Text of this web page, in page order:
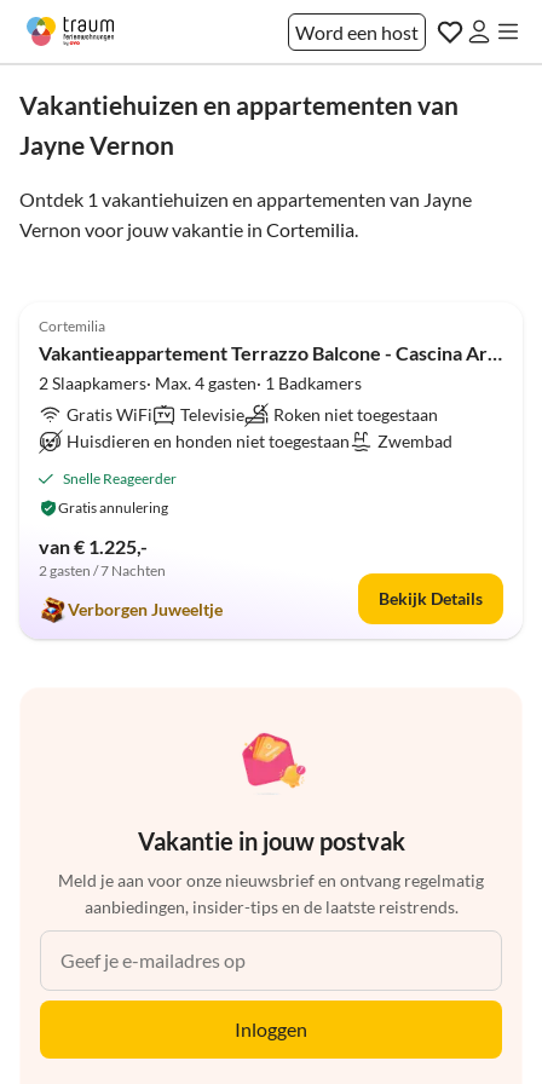
Word een host
Vakantiehuizen en appartementen van
Jayne Vernon
Ontdek 1 vakantiehuizen en appartementen van Jayne
Vernon voor jouw vakantie in Cortemilia.
Cortemilia
Vakantieappartement Terrazzo Balcone - Cascina Arcadia
2 Slaapkamers· Max. 4 gasten· 1 Badkamers
Gratis WiFi
Televisie
Roken niet toegestaan
Huisdieren en honden niet toegestaan
Zwembad
Snelle Reageerder
Gratis annulering
van € 1.225,-
2 gasten / 7 Nachten
Verborgen Juweeltje
Bekijk Details
Vakantie in jouw postvak
Meld je aan voor onze nieuwsbrief en ontvang regelmatig
aanbiedingen, insider-tips en de laatste reistrends.
Inloggen